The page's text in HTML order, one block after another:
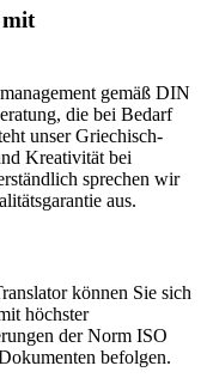
mit
gemäß DIN
die bei Bedarf
unser Griechisch-
Kreativität bei
sprechen wir
aus.
können Sie sich
höchster
der Norm ISO
befolgen.